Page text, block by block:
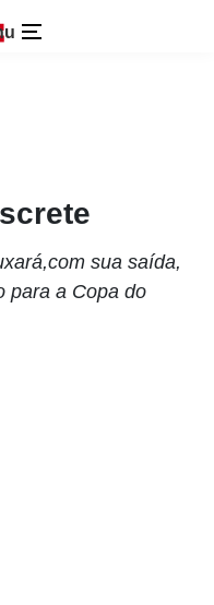
sua saída,
para a Copa do